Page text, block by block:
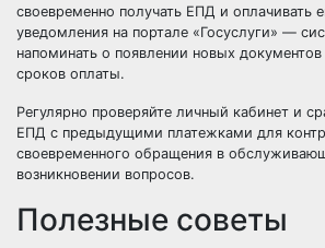
своевременно получать ЕПД и оплачивать
уведомления на портале «Госуслуги» —
напоминать о появлении новых
сроков оплаты.
Регулярно проверяйте личный кабинет и
ЕПД с предыдущими платежками для
своевременного обращения в
возникновении вопросов.
Полезные советы